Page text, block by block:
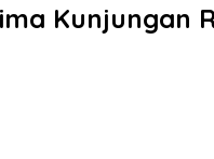
Kunjungan